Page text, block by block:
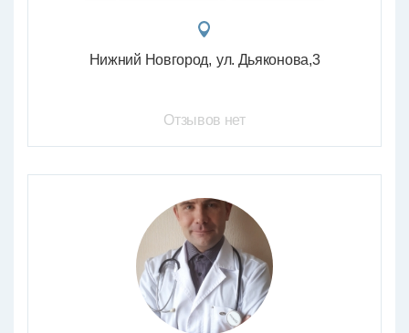
Нижний Новгород ул. Дьяконова,3
Отзывов нет